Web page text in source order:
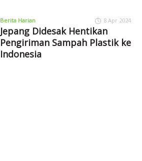
Berita Harian 8 Apr 2024
Jepang Didesak Hentikan
Pengiriman Sampah Plastik ke
Indonesia